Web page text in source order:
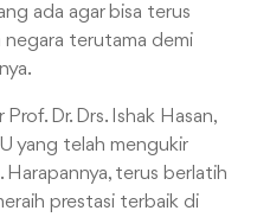
ada agar bisa terus
terutama demi
Dr. Drs. Ishak Hasan,
yang telah mengukir
terus berlatih
prestasi terbaik di